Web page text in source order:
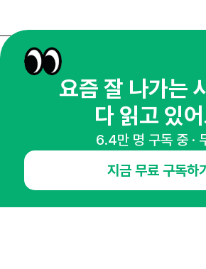
매주 화요일 아침,
마케팅 감각을 깨워 드릴게요!
65,043명의 마케터를 성장시키는 뉴스레터
요즘 잘 나가는
다 읽고 있
6.4만 명 구독 중 ·
지금 무료 구독하기